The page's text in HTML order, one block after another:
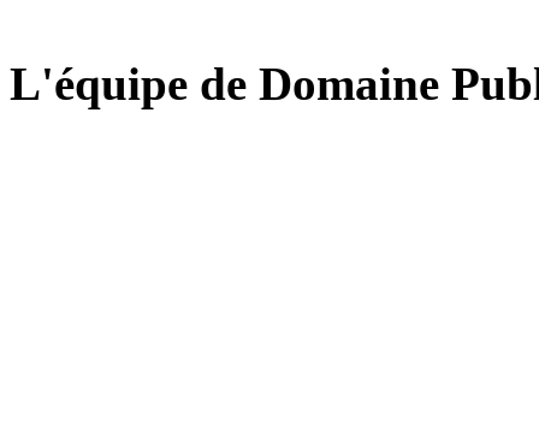
L'équipe de Domaine